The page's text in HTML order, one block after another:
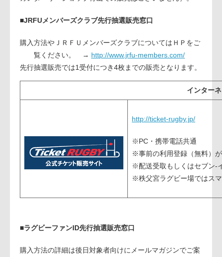
■JRFUメンバーズクラブ先行抽選販売窓口
購入方法やＪＲＦＵメンバーズクラブについてはＨＰをご
覧ください。 → http://www.jrfu-members.com/
先行抽選販売では1受付につき4枚までの販売となります。
インター
http://ticket-rugby.jp/
※PC・携帯電話共通
※事前の利用登録（無料）
※配送受取もしくはセブン-
※秩父宮ラグビー場ではス
■ラグビーファンID先行抽選販売窓口
購入方法の詳細は後日対象者向けにメールマガジンでご案